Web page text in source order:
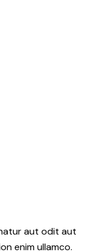
aut odit aut
enim ullamco.